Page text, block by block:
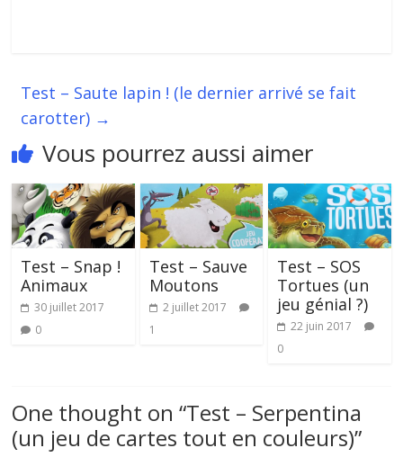
Test – Saute lapin ! (le dernier arrivé se fait
carotter) →
Vous pourrez aussi aimer
Test – Snap !
Animaux
30 juillet 2017
0
Test – Sauve
Moutons
2 juillet 2017
1
Test – SOS
Tortues (un
jeu génial ?)
22 juin 2017
0
One thought on “Test – Serpentina
(un jeu de cartes tout en couleurs)”